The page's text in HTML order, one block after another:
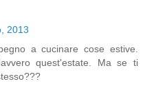
2013
a cucinare cose estive.
quest'estate. Ma se ti